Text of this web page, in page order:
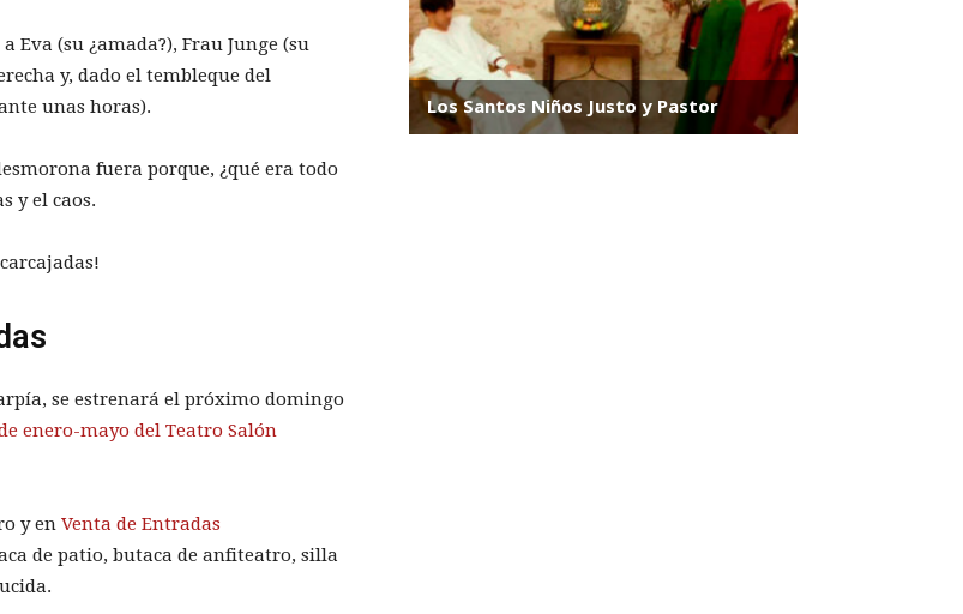
(su ¿amada?), Frau Junge (su
y, dado el tembleque del
unas horas).
fuera porque, ¿qué era todo
y el caos.
se estrenará el próximo domingo
enero-mayo del Teatro Salón
y en Venta de Entradas
de patio, butaca de anfiteatro, silla